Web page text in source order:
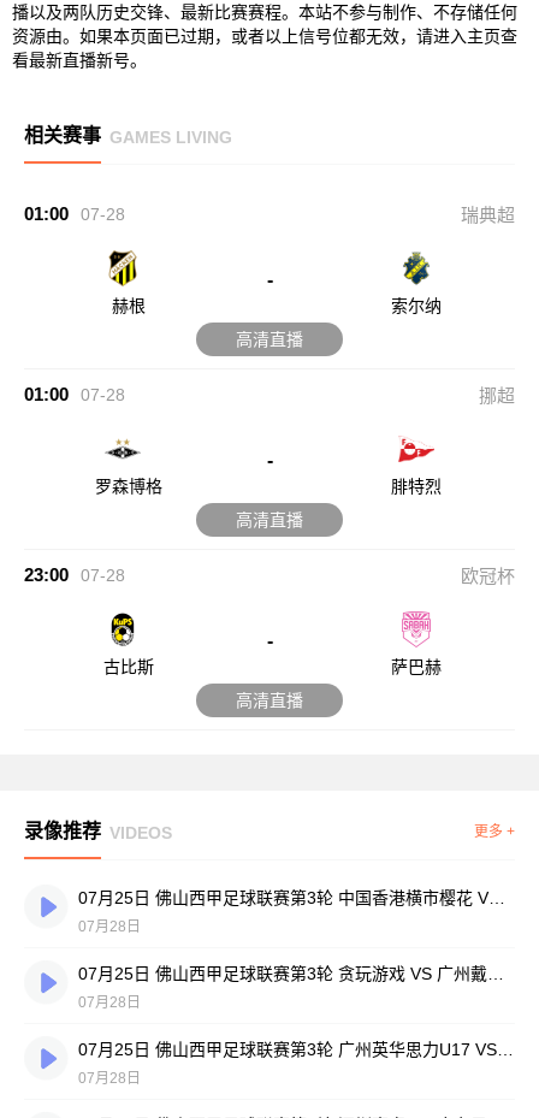
播以及两队历史交锋、最新比赛赛程。本站不参与制作、不存储任何
资源由。如果本页面已过期，或者以上信号位都无效，请进入主页查
看最新直播新号。
相关赛事 GAMES LIVING
01:00 07-28 瑞典超
赫根
-
索尔纳
高清直播
01:00 07-28 挪超
罗森博格
-
腓特烈
高清直播
23:00 07-28 欧冠杯
古比斯
-
萨巴赫
高清直播
录像推荐 VIDEOS 更多 +
07月25日 佛山西甲足球联赛第3轮 中国香港横市樱花 VS 吉图省实青年 全场录像
07月28日
07月28日
07月28日